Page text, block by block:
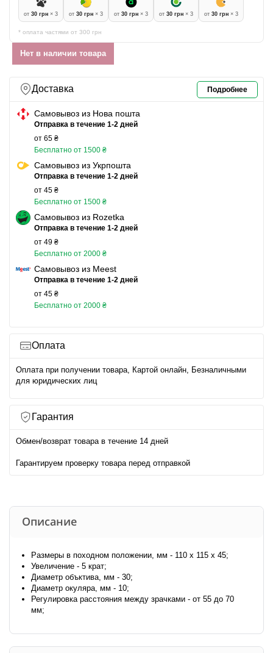
от 30 грн × 3 от 30 грн × 3 от 30 грн × 3 от 30 грн × 3 от 30 грн × 3
* оплата частями от 300 грн
Нет в наличии товара
Доставка Подробнее
Самовывоз из Нова пошта
Отправка в течение 1-2 дней
от 65 ₴
Бесплатно от 1500 ₴
Самовывоз из Укрпошта
Отправка в течение 1-2 дней
от 45 ₴
Бесплатно от 1500 ₴
Самовывоз из Rozetka
Отправка в течение 1-2 дней
от 49 ₴
Бесплатно от 2000 ₴
Самовывоз из Meest
Отправка в течение 1-2 дней
от 45 ₴
Бесплатно от 2000 ₴
Оплата
Оплата при получении товара, Картой онлайн, Безналичными
для юридических лиц
Гарантия
Обмен/возврат товара в течение 14 дней
Гарантируем проверку товара перед отправкой
Описание
Размеры в походном положении, мм - 110 х 115 х 45;
Увеличение - 5 крат;
Диаметр объктива, мм - 30;
Диаметр окуляра, мм - 10;
Регулировка расстояния между зрачками - от 55 до 70
мм;